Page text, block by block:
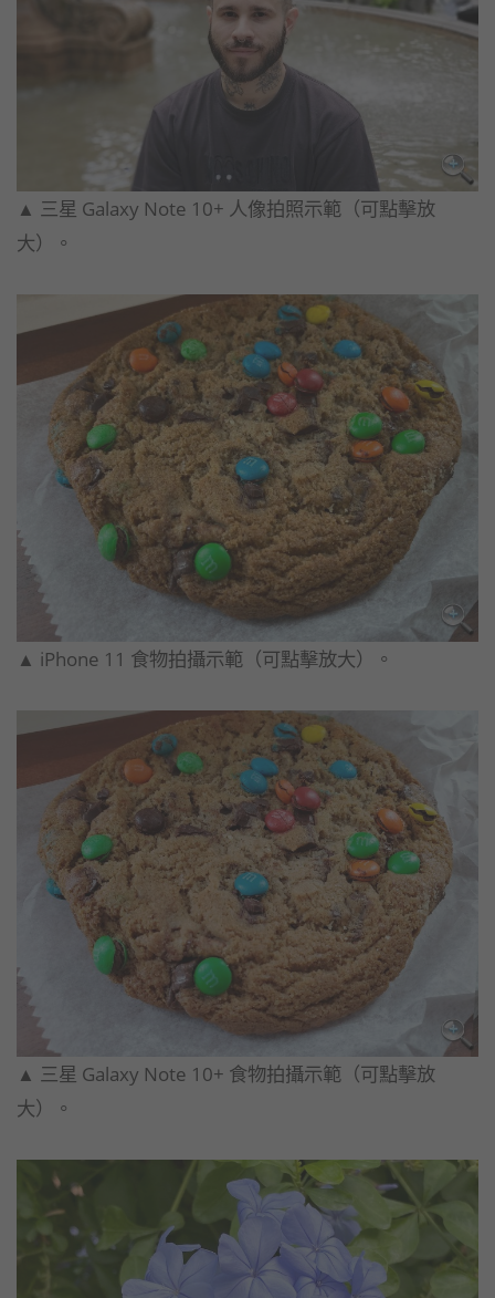
▲ 三星 Galaxy Note 10+ 人像拍照示範（可點擊放
大）。
▲ iPhone 11 食物拍攝示範（可點擊放大）。
▲ 三星 Galaxy Note 10+ 食物拍攝示範（可點擊放
大）。